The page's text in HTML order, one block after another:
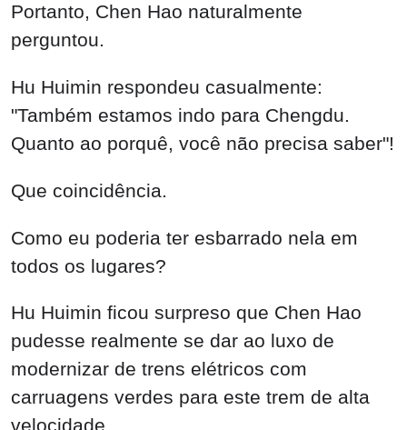
Portanto, Chen Hao naturalmente
perguntou.
Hu Huimin respondeu casualmente:
"Também estamos indo para Chengdu.
Quanto ao porquê, você não precisa saber"!
Que coincidência.